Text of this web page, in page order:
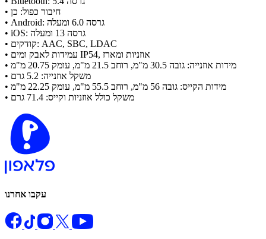
• חיבור כפול: כן
• Android: גרסה 6.0 ומעלה
• iOS: גרסה 13 ומעלה
• קודקים: AAC, SBC, LDAC
• עמידות לאבק ומים IP54, אוזניות ומארז
• מידות אוזנייה: גובה 30.5 מ"מ, רוחב 21.5 מ"מ, עומק 20.75 מ"מ
• משקל אוזנייה: 5.2 גרם
• מידות הקייס: גובה 56 מ"מ, רוחב 55.5 מ"מ, עומק 22.25 מ"מ
• משקל כולל אוזניות וקייס: 71.4 גרם
עקבו אחרנו